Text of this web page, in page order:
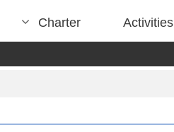
Charter Activities